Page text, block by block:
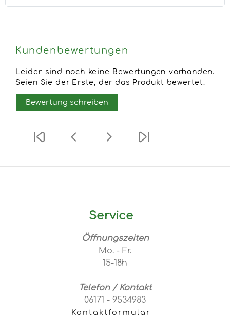
Kundenbewertungen
Leider sind noch keine Bewertungen vorhanden.
Seien Sie der Erste, der das Produkt bewertet.
Bewertung schreiben
Service
Öffnungszeiten
Mo. - Fr.
15-18h
Telefon / Kontakt
06171 - 9534983
Kontaktformular